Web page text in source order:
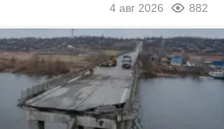
4 авг 2026 882